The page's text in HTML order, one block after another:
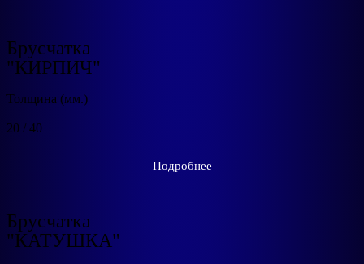
Брусчатка
"КИРПИЧ"
Толщина (мм.)
20 / 40
Подробнее
Брусчатка
"КАТУШКА"